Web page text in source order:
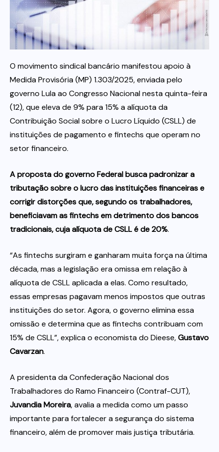
Itau
O movimento sindical bancário manifestou apoio à
Medida Provisória (MP) 1.303/2025, enviada pelo
governo Lula ao Congresso Nacional nesta quinta-feira
(12), que eleva de 9% para 15% a alíquota da
Contribuição Social sobre o Lucro Líquido (CSLL) de
instituições de pagamento e fintechs que operam no
setor financeiro.
A proposta do governo Federal busca padronizar a
tributação sobre o lucro das instituições financeiras e
corrigir distorções que, segundo os trabalhadores,
beneficiavam as fintechs em detrimento dos bancos
tradicionais, cuja alíquota de CSLL é de 20%.
“As fintechs surgiram e ganharam muita força na última
década, mas a legislação era omissa em relação à
alíquota de CSLL aplicada a elas. Como resultado,
essas empresas pagavam menos impostos que outras
instituições do setor. Agora, o governo elimina essa
omissão e determina que as fintechs contribuam com
15% de CSLL”, explica o economista do Dieese,Gustavo
Cavarzan.
A presidenta da Confederação Nacional dos
Trabalhadores do Ramo Financeiro (Contraf-CUT),
Juvandia Moreira, avalia a medida como um passo
importante para fortalecer a segurança do sistema
financeiro, além de promover mais justiça tributária.